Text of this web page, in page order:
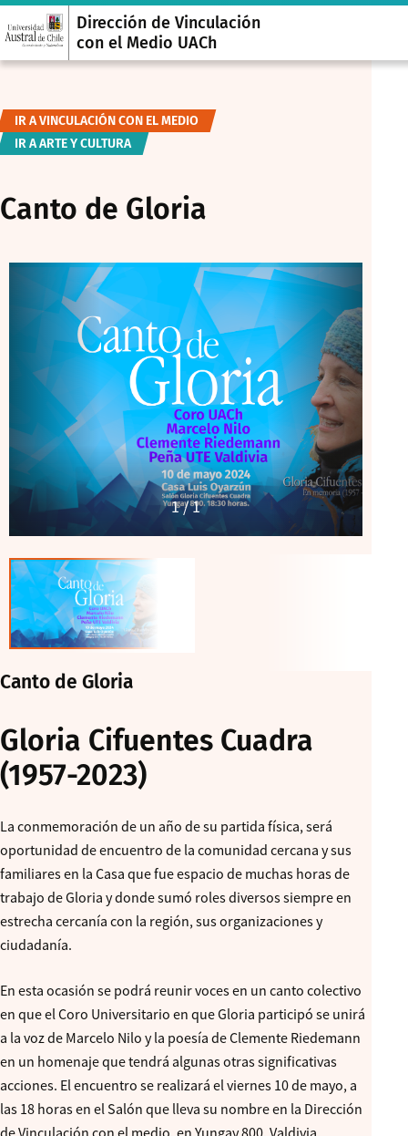
Dirección de Vinculación
con el Medio UACh
IR A VINCULACIÓN CON EL MEDIO
IR A ARTE Y CULTURA
Canto de Gloria
1/ 1
Canto de Gloria
Gloria Cifuentes Cuadra
(1957-2023)
La conmemoración de un año de su partida física, será
oportunidad de encuentro de la comunidad cercana y sus
familiares en la Casa que fue espacio de muchas horas de
trabajo de Gloria y donde sumó roles diversos siempre en
estrecha cercanía con la región, sus organizaciones y
ciudadanía.
En esta ocasión se podrá reunir voces en un canto colectivo
en que el Coro Universitario en que Gloria participó se unirá
a la voz de Marcelo Nilo y la poesía de Clemente Riedemann
en un homenaje que tendrá algunas otras significativas
acciones. El encuentro se realizará el viernes 10 de mayo, a
las 18 horas en el Salón que lleva su nombre en la Dirección
de Vinculación con el medio, en Yungay 800, Valdivia.